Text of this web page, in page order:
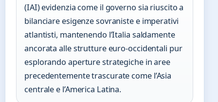
(IAI) evidenzia come il governo sia riuscito a
bilanciare esigenze sovraniste e imperativi
atlantisti, mantenendo l’Italia saldamente
ancorata alle strutture euro-occidentali pur
esplorando aperture strategiche in aree
precedentemente trascurate come l’Asia
centrale e l’America Latina.